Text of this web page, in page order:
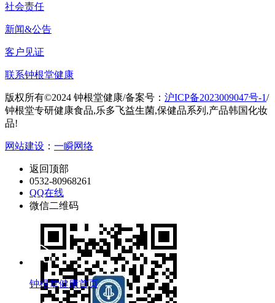
社会责任
新闻&公告
客户见证
联系钟根堂健康
版权所有©2024 钟根堂健康/备案号： 沪ICP备2023009047号-1/
钟根堂专研健康食品,乐多飞益生菌,保健品系列,产品韩国化妆
品!
网站建设 ： 一瞬网络
返回顶部
0532-80968261
QQ在线
微信二维码
钟根堂健康首页